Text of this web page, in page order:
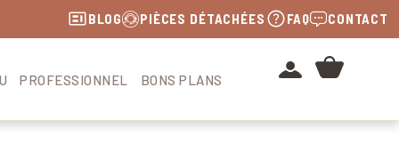
BLOG PIÈCES DÉTACHÉES FAQ CONTACT
PROFESSIONNEL BONS PLANS